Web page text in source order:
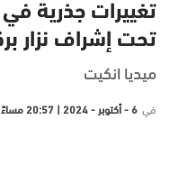
تغييرات جذرية
تحت إشراف نزار
ميديا انكيت
في 6 - أكتوبر - 2024 | 20:57 مساءً